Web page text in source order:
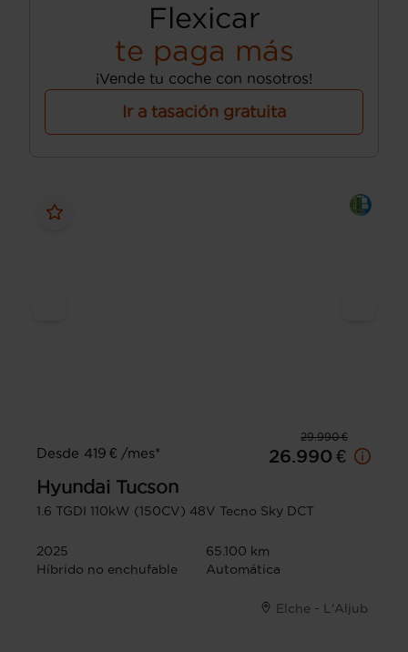
Flexicar
te paga más
¡Vende tu coche con nosotros!
Ir a tasación gratuita
29.990 €
Desde 419 € /mes*
26.990 €
Hyundai Tucson
1.6 TGDI 110kW (150CV) 48V Tecno Sky DCT
2025
65.100 km
Híbrido no enchufable
Automática
Elche - L'Aljub